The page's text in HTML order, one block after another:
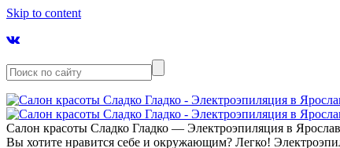
Skip to content
Салон красоты Сладко Гладко — Электроэпиляция в
Вы хотите нравится себе и окружающим? Легко!